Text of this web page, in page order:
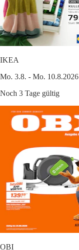
IKEA
Mo. 3.8. - Mo. 10.8.2026
Noch 3 Tage gültig
OBI